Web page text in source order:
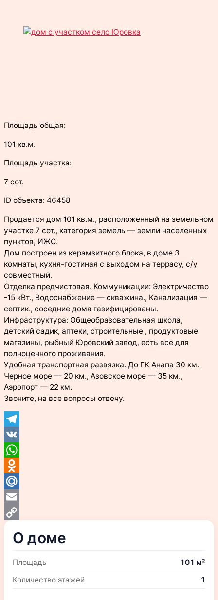
Площадь общая:
101 кв.м.
Площадь участка:
7 сот.
ID объекта: 46458
Продается дом 101 кв.м., расположенный на земельном
участке 7 сот., категория земель — земли населенных
пунктов, ИЖС.
Дом построен из керамзитного блока, в доме 3
комнаты, кухня-гостиная с выходом на террасу, с/у
совместный.
Отделка предчистовая. Коммуникации: Электричество
-15 кВт., Водоснабжение — скважина., Канализация —
септик., соседние дома газифицированы.
Инфраструктура: Общеобразовательная школа,
детский садик, аптеки, строительные , продуктовые
магазины, рыбный Юровский завод, есть все для
полноценного проживания.
Удобная транспортная развязка. До ГК Анапа 30 км.,
Черное море — 20 км., Азовское море — 35 км.,
Аэропорт — 22 км.
Звоните, на все вопросы отвечу.
Telegram
VK
WhatsApp
Odnoklassniki
Mail.Ru
Email
Copy
LinkО доме
Площадь
101 м²
Количество этажей
1